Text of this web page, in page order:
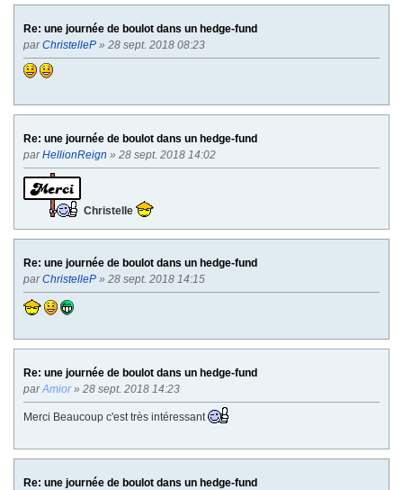
Re: une journée de boulot dans un hedge-fund
parChristelleP » 28 sept. 2018 08:23
Re: une journée de boulot dans un hedge-fund
parHellionReign » 28 sept. 2018 14:02
Christelle
Re: une journée de boulot dans un hedge-fund
parChristelleP » 28 sept. 2018 14:15
Re: une journée de boulot dans un hedge-fund
parAmior» 28 sept. 2018 14:23
Merci Beaucoup c'est très intéressant
Re: une journée de boulot dans un hedge-fund